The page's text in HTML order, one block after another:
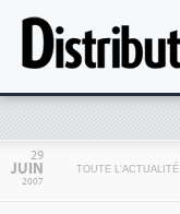
29
JUIN
2007
TOUTE L'ACTUALITÉ